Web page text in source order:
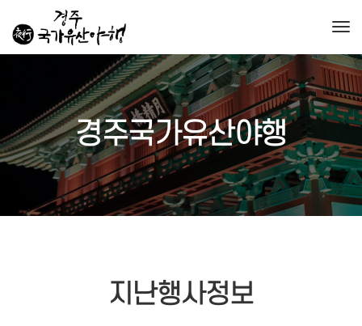
경주국가유산야행
지난행사정보